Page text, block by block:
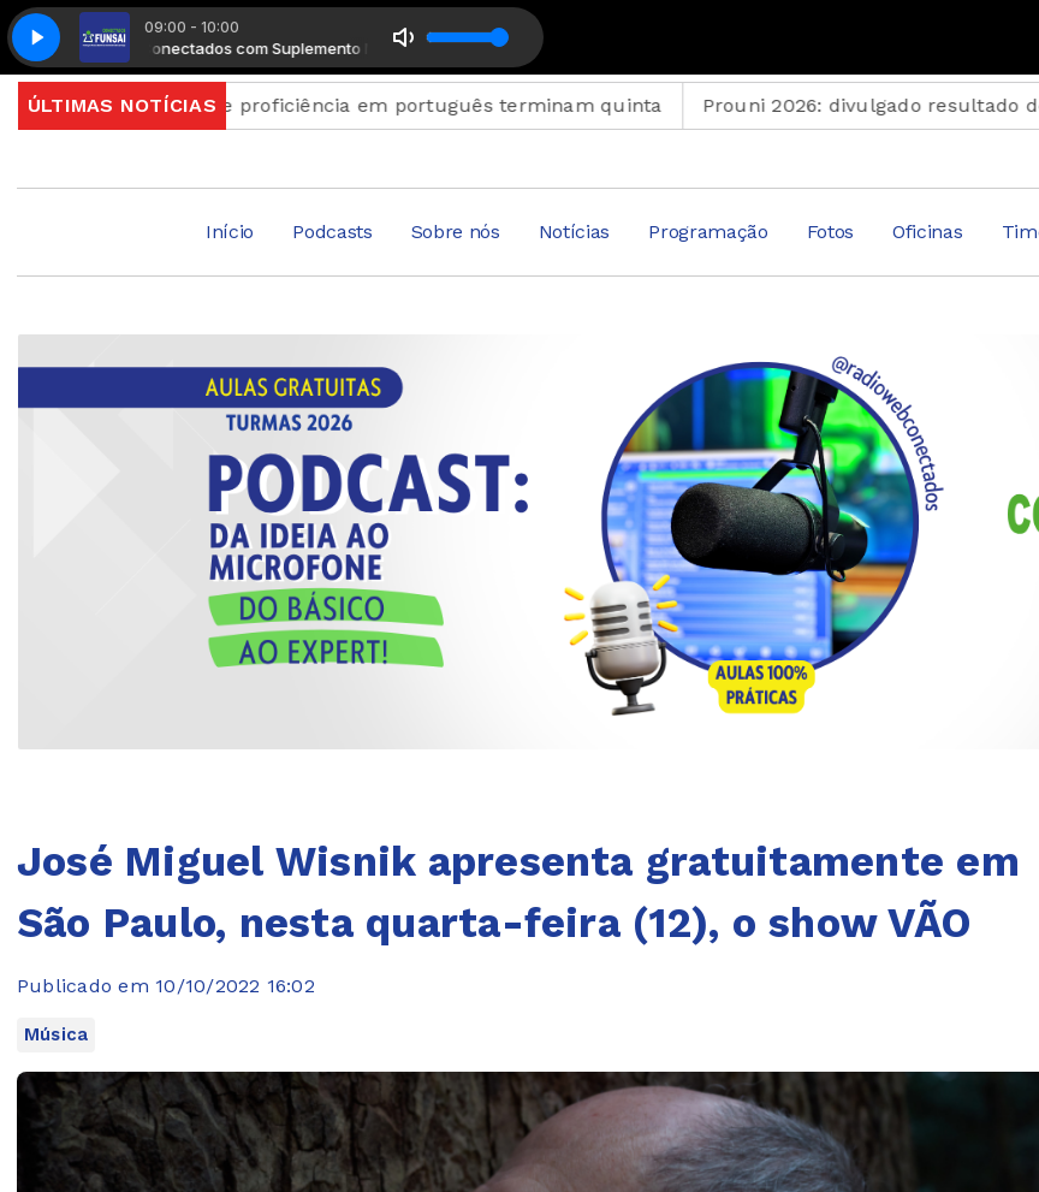
09:00 - 10:00
Radio Conectados com Suplemento MusicalRadio Conectados com Suplemento Musical
ÚLTIMAS NOTÍCIAS
exame de proficiência em português terminam quinta Prouni 2026: divulgado resultado de nova
Início Podcasts Sobre nós Notícias Programação Fotos Oficinas
José Miguel Wisnik apresenta gratuitamente em
São Paulo, nesta quarta-feira (12), o show VÃO
Publicado em 10/10/2022 16:02
Música